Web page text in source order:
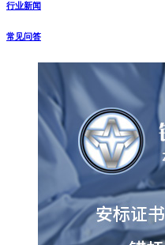
行业新闻
常见问答